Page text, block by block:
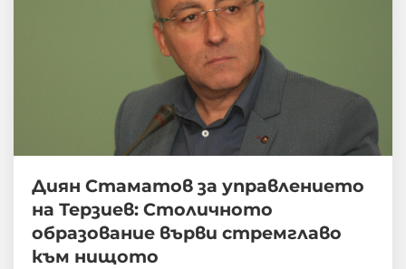
Диян Стаматов за управлението
на Терзиев: Столичното
образование върви стремглаво
към нищото